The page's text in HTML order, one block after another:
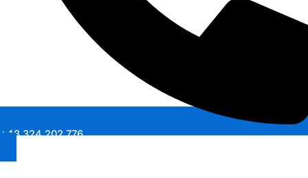
+48 324 202 776